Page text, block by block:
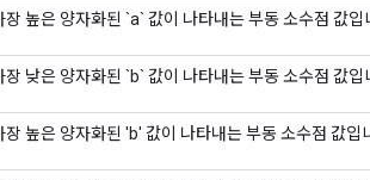
장 높은 양자화된 `a` 값이 나타내는 부동 소수점 값입
장 낮은 양자화된 `b` 값이 나타내는 부동 소수점 값입
장 높은 양자화된 'b' 값이 나타내는 부동 소수점 값입